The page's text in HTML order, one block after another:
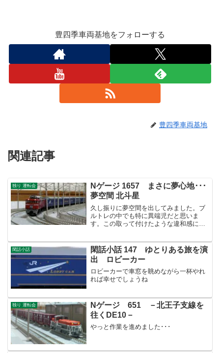
豊四季車両基地をフォローする
豊四季車両基地
関連記事
独り 運転会
Nゲージ 1657 まさに夢心地･･･
夢空間 北斗星
久し振りに夢空間を出してみました。ブ
ルトレの中でも特に異端児だと思いま
す。この取って付けたような違和感に惚
閑話小話
閑話小話 147 ゆとりある旅を演
出 ロビーカー
ロビーカーで車窓を眺めながら一杯やれ
れば幸せでしょうね
独り 運転会
Nゲージ 651 －北王子支線を
往くDE10－
やっと作業を進めました･･･